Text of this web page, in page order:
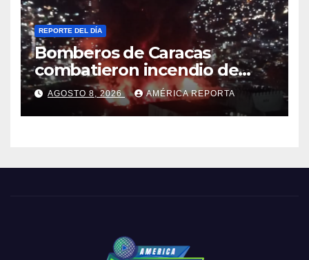
REPORTE DEL DÍA
Bomberos de Caracas
combatieron incendio de
gran magnitud en zona
industrial de El Llanito
AGOSTO 8, 2026 AMÉRICA REPORTA